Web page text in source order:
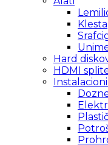
Klesta
Hard
HDMI